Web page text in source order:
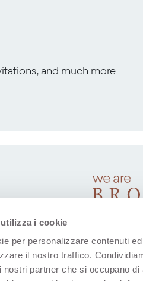
i cookie
per personalizzare contenuti
il nostro traffico.
nostri partner che si occupano
and much more